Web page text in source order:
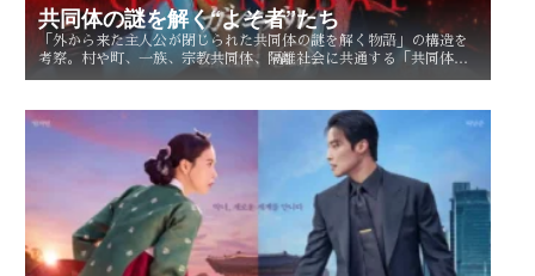
共同体の謎を解く“よそ者”たち
「外から来た主人公が閉じられた共同体の謎を解く物語」の構造を
考察。村や町、一族、宗教共同体、隔離社会に共通する「共同体の